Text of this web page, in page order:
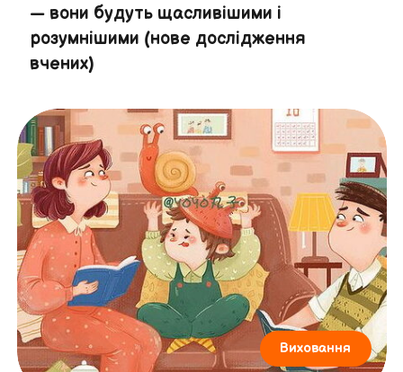
— вони будуть щасливішими і
розумнішими (нове дослідження
вчених)
Виховання